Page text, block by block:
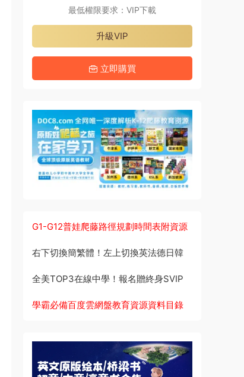
最低權限要求：VIP下載
升級VIP
立即購買
G1-G12普娃爬藤路徑規劃時間表附資源
右下切換簡繁體！左上切換英法德日韓
全美TOP3在線中學！報名贈終身SVIP
學霸必備百度雲網盤教育資源資料目錄